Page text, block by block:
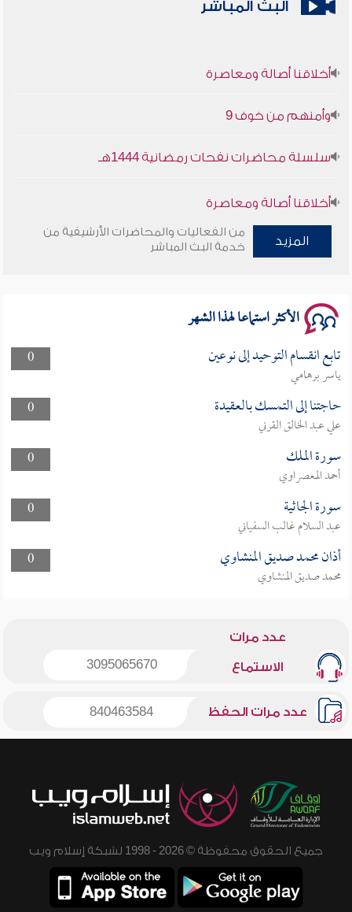
البث المباشر
أخلاقنا أصالة ومعاصرة
وأمنهم من خوف 9
سلسلة محاضرات نفحات رمضانية 1444هـ
أخلاقنا أصالة ومعاصرة
وأمنهم من خوف 9
المزيد
من الفعاليات والمحاضرات الأرشيفية من
خدمة البث المباشر
الأكثر استماعا لهذا الشهر
0 تابع انقسام التوحيد إلى نوعين
ياسر برهامي
0
حاجتنا إلى التمسك بالعقيدة
علي عبد الخالق القرني
0
سورة الملك
أحمد المعصراوي
0
سورة الجاثية
عبد السلام غالب السفياني
0
أذان محمد صديق المنشاوي
محمد صديق المنشاوي
عدد مرات
الاستماع 3095065670
عدد مرات الحفظ 840463584
جميع الحقوق محفوظة © 2026 - 1998 لشبكة إسلام ويب